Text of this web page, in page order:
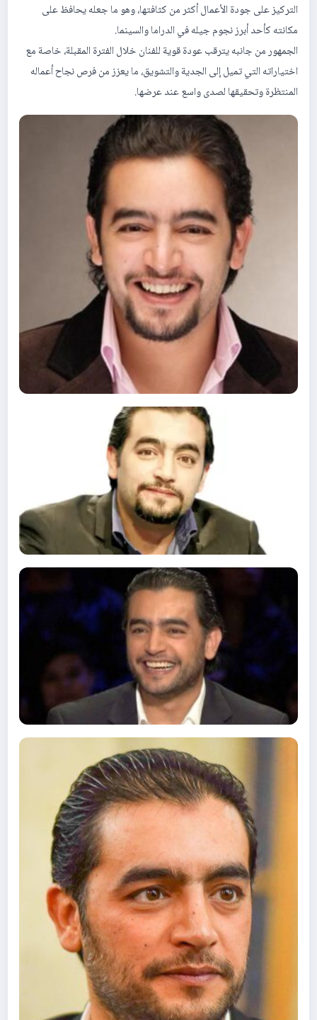
التركيز على جودة الأعمال أكثر من كثافتها، وهو ما جعله يحافظ على
مكانته كأحد أبرز نجوم جيله في الدراما والسينما.
الجمهور من جانبه يترقب عودة قوية للفنان خلال الفترة المقبلة، خاصة مع
اختياراته التي تميل إلى الجدية والتشويق، ما يعزز من فرص نجاح أعماله
المنتظرة وتحقيقها لصدى واسع عند عرضها.